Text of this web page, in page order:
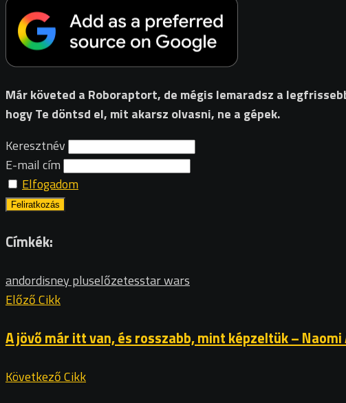
Már követed a Roboraptort, de mégis lemaradsz a
hogy Te döntsd el, mit akarsz olvasni, ne a gépek.
Keresztnév
E-mail cím
Elfogadom
Címkék:
andordisney pluselőzetesstar wars
Előző Cikk
A jövő már itt van, és rosszabb, mint képzeltük –
Következő Cikk